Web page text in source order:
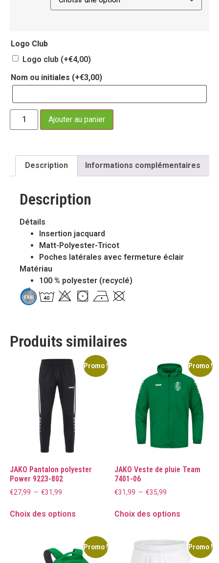
Logo Club
Logo club (+€4,00)
Nom ou initiales (+€3,00)
Ajouter au panier
Description Informations complémentaires
Description
Détails
Insertion jacquard
Matt-Polyester-Tricot
Poches latérales avec fermeture éclair
Matériau
100 % polyester (recyclé)
Produits similaires
Promo !
JAKO Pantalon polyester
Power 9223-802
€27,99 – €31,99
Choix des options
Promo !
JAKO Veste de pluie Team
7401-06
€31,99 – €35,99
Choix des options
Promo ! Promo !